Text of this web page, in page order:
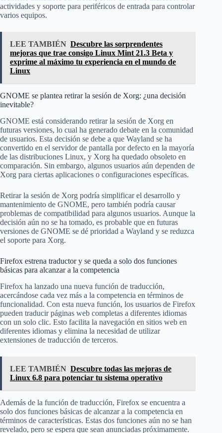
actividades y soporte para periféricos de entrada para controlar
varios equipos.
LEE TAMBIÉN Descubre las sorprendentes
mejoras que trae consigo Linux Mint 21.3 Beta y
exprime al máximo tu experiencia en el mundo de
Linux
GNOME se plantea retirar la sesión de Xorg: ¿una decisión
inevitable?
GNOME está considerando retirar la sesión de Xorg en
futuras versiones, lo cual ha generado debate en la comunidad
de usuarios. Esta decisión se debe a que Wayland se ha
convertido en el servidor de pantalla por defecto en la mayoría
de las distribuciones Linux, y Xorg ha quedado obsoleto en
comparación. Sin embargo, algunos usuarios aún dependen de
Xorg para ciertas aplicaciones o configuraciones específicas.
Retirar la sesión de Xorg podría simplificar el desarrollo y
mantenimiento de GNOME, pero también podría causar
problemas de compatibilidad para algunos usuarios. Aunque la
decisión aún no se ha tomado, es probable que en futuras
versiones de GNOME se dé prioridad a Wayland y se reduzca
el soporte para Xorg.
Firefox estrena traductor y se queda a solo dos funciones
básicas para alcanzar a la competencia
Firefox ha lanzado una nueva función de traducción,
acercándose cada vez más a la competencia en términos de
funcionalidad. Con esta nueva función, los usuarios de Firefox
pueden traducir páginas web completas a diferentes idiomas
con un solo clic. Esto facilita la navegación en sitios web en
diferentes idiomas y elimina la necesidad de utilizar
extensiones de traducción de terceros.
LEE TAMBIÉN Descubre todas las mejoras de
Linux 6.8 para potenciar tu sistema operativo
Además de la función de traducción, Firefox se encuentra a
solo dos funciones básicas de alcanzar a la competencia en
términos de características. Estas dos funciones aún no se han
revelado, pero se espera que sean anunciadas próximamente.